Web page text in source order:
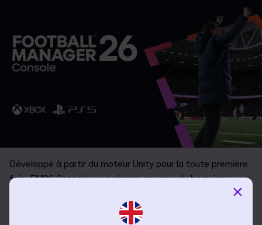
Développé à partir du moteur Unity pour la toute première
fois, FM26 Console vous plonge au cœur du beau jeu.
Proposant des commandes console fluides et instinctives,
interface utilisateur réimaginée
×